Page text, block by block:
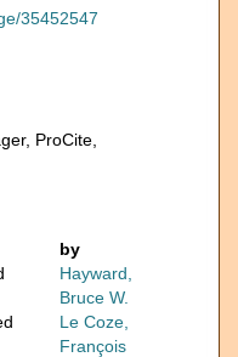
35452547
ProCite,
by
Hayward,
Bruce W.
Le Coze,
François